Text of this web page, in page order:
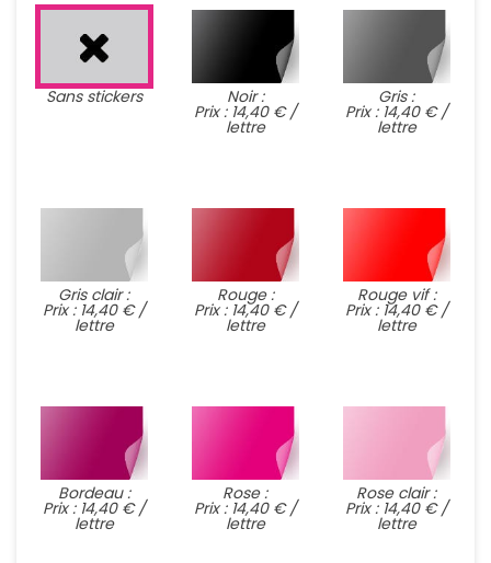
Sans stickers Noir :
Prix : 14,40 € /
lettre
Gris :
Prix : 14,40 € /
lettre
Gris clair :
Prix : 14,40 € /
lettre
Rouge :
Prix : 14,40 € /
lettre
Rouge vif :
Prix : 14,40 € /
lettre
Bordeau :
Prix : 14,40 € /
lettre
Rose :
Prix : 14,40 € /
lettre
Rose clair :
Prix : 14,40 € /
lettre